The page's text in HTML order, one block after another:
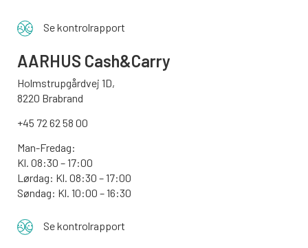
Se kontrolrapport
AARHUS Cash&Carry
Holmstrupgårdvej 1D,
8220 Brabrand
+45 72 62 58 00
Man-Fredag:
Kl. 08:30 – 17:00
Lørdag: Kl. 08:30 – 17:00
Søndag: Kl. 10:00 – 16:30
Se kontrolrapport